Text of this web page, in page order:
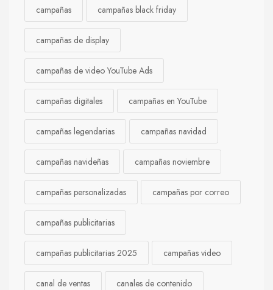
campañas campañas black friday
campañas de display
campañas de video YouTube Ads
campañas digitales campañas en YouTube
campañas legendarias campañas navidad
campañas navideñas campañas noviembre
campañas personalizadas campañas por correo
campañas publicitarias
campañas publicitarias 2025 campañas video
canal de ventas canales de contenido